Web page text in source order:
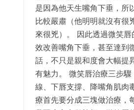
是因為他天生嘴角下垂，所
比較嚴肅（他明明就沒有很
來很兇）。 因此透過微笑
效改善嘴角下垂，甚至達到
話，不只是親和度會大幅提
有魅力。 微笑唇治療三步驟
線、下唇支撐、降嘴角肌肉
療首先要分成三塊做治療，